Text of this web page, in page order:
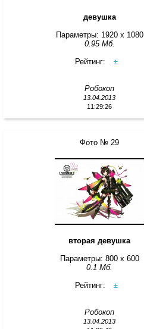
девушка
Параметры: 1920 x 1080
0.95 Мб.
Рейтинг:
±
Робокоп
13.04.2013
11:29:26
Фото № 29
вторая девушка
Параметры: 800 x 600
0.1 Мб.
Рейтинг:
±
Робокоп
13.04.2013